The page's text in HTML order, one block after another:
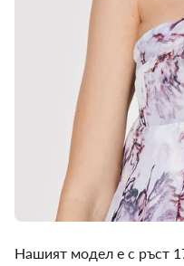
Нашият модел е с ръст